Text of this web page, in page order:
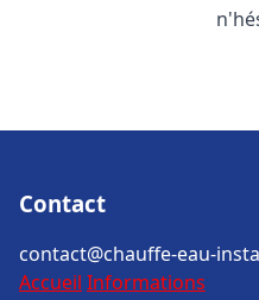
Contact
contact@chauffe-eau-
Accueil Informations